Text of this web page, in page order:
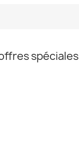
spéciales